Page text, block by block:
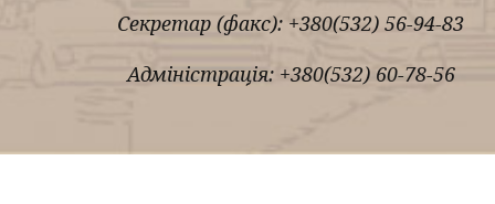
Секретар (факс): +380(532) 56-94-83
Адміністрація: +380(532) 60-78-56